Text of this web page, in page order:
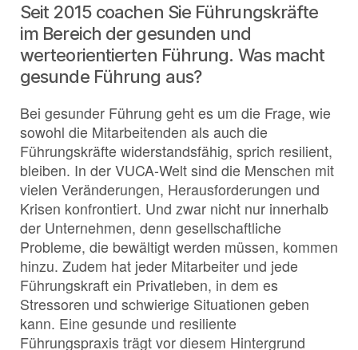
Seit 2015 coachen Sie Führungskräfte
im Bereich der gesunden und
werteorientierten Führung. Was macht
gesunde Führung aus?
Bei gesunder Führung geht es um die Frage, wie
sowohl die Mitarbeitenden als auch die
Führungskräfte widerstandsfähig, sprich resilient,
bleiben. In der VUCA-Welt sind die Menschen mit
vielen Veränderungen, Herausforderungen und
Krisen konfrontiert. Und zwar nicht nur innerhalb
der Unternehmen, denn gesellschaftliche
Probleme, die bewältigt werden müssen, kommen
hinzu. Zudem hat jeder Mitarbeiter und jede
Führungskraft ein Privatleben, in dem es
Stressoren und schwierige Situationen geben
kann. Eine gesunde und resiliente
Führungspraxis trägt vor diesem Hintergrund